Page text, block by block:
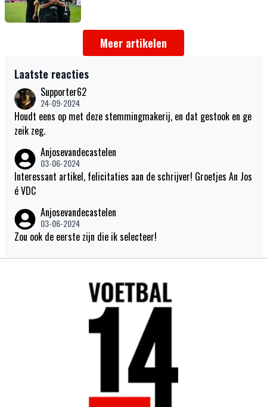
Meer artikelen
Laatste reacties
Supporter62
24-09-2024
Houdt eens op met deze stemmingmakerij, en dat gestook en ge
zeik zeg.
Anjosevandecastelen
03-06-2024
Interessant artikel, felicitaties aan de schrijver! Groetjes An Jos
é VDC
Anjosevandecastelen
03-06-2024
Zou ook de eerste zijn die ik selecteer!